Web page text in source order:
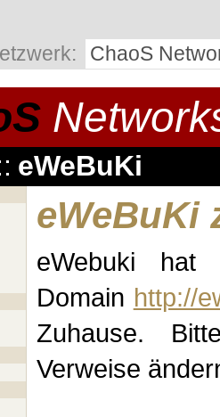
ChaoS
eWeBuKi
eWeBuKi
eWebuki hat
Domain http://
Zuhause.
Verweise